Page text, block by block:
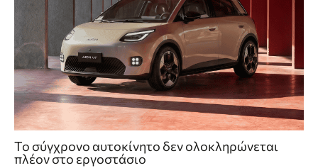
Το σύγχρονο αυτοκίνητο δεν ολοκληρώνεται
πλέον στο εργοστάσιο